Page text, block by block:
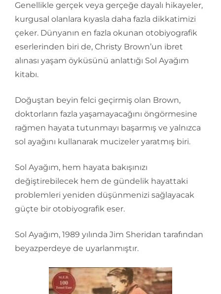
Genellikle gerçek veya gerçeğe dayalı hikayeler,
kurgusal olanlara kıyasla daha fazla dikkatimizi
çeker. Dünyanın en fazla okunan otobiyografik
eserlerinden biri de, Christy Brown’un ibret
alınası yaşam öyküsünü anlattığı Sol Ayağım
kitabı.
Doğuştan beyin felci geçirmiş olan Brown,
doktorların fazla yaşamayacağını öngörmesine
rağmen hayata tutunmayı başarmış ve yalnızca
sol ayağını kullanarak mucizeler yaratmış biri.
Sol Ayağım, hem hayata bakışınızı
değiştirebilecek hem de gündelik hayattaki
problemleri yeniden düşünmenizi sağlayacak
güçte bir otobiyografik eser.
Sol Ayağım, 1989 yılında Jim Sheridan tarafından
beyazperdeye de uyarlanmıştır.